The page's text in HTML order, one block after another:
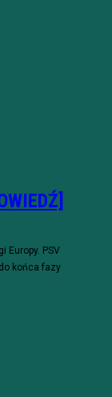
Europy. PSV
końca fazy